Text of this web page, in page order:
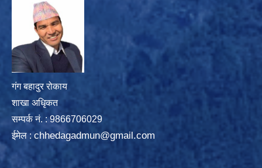
गंग बहादुर रोकाय
शाखा अधिृकत
सम्पर्क न‌ं. : 9866706029
ईमेल : chhedagadmun@gmail.com